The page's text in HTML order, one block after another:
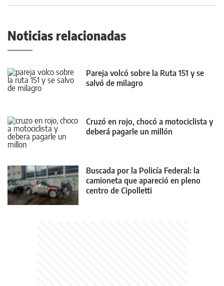
Noticias relacionadas
Pareja volcó sobre la Ruta 151 y se
salvó de milagro
Cruzó en rojo, chocó a motociclista y
deberá pagarle un millón
Buscada por la Policía Federal: la
camioneta que apareció en pleno
centro de Cipolletti